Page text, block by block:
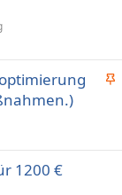
A
p
1200 €